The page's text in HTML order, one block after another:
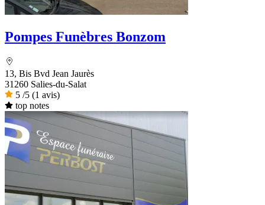
Pompes Funèbres Bonzom
13, Bis Bvd Jean Jaurès
31260 Salies-du-Salat
5 /5 (1 avis)
top notes